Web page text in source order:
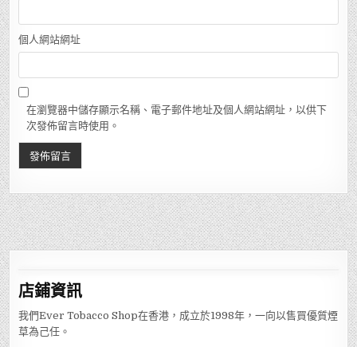
個人網站網址
在瀏覽器中儲存顯示名稱、電子郵件地址及個人網站網址，以供下
次發佈留言時使用。
店鋪資訊
我們Ever Tobacco Shop在香港，成立於1998年，一向以售買優質煙
草為己任。